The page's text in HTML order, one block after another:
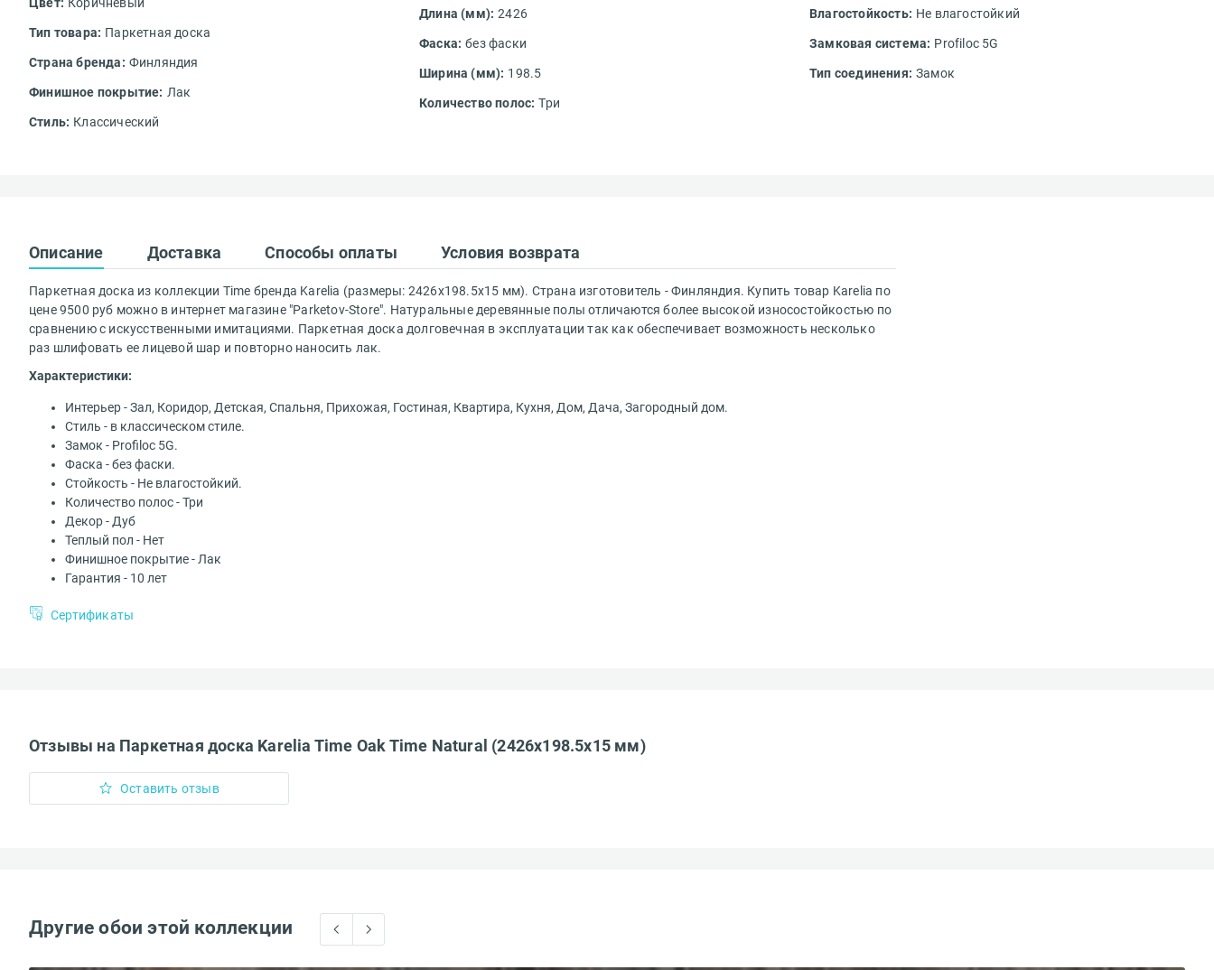
Тип товара: Паркетная доска
Страна бренда: Финляндия
Финишное покрытие: Лак
Стиль: Классический
Длина (мм): 2426
Фаска: без фаски
Ширина (мм): 198.5
Количество полос: Три
Влагостойкость: Не влагостойкий
Замковая система: Profiloc 5G
Тип соединения: Замок
Описание Доставка Способы оплаты Условия возврата
Паркетная доска из коллекции Time бренда Karelia (размеры: 2426х198.5х15 мм). Страна изготовитель - Финляндия. Купить товар Karelia по
цене 9500 руб можно в интернет магазине "Parketov-Store". Натуральные деревянные полы отличаются более высокой износостойкостью по
сравнению с искусственными имитациями. Паркетная доска долговечная в эксплуатации так как обеспечивает возможность несколько
раз шлифовать ее лицевой шар и повторно наносить лак.
Характеристики:
Интерьер - Зал, Коридор, Детская, Спальня, Прихожая, Гостиная, Квартира, Кухня, Дом, Дача, Загородный дом.
Стиль - в классическом стиле.
Замок - Profiloc 5G.
Фаска - без фаски.
Стойкость - Не влагостойкий.
Количество полос - Три
Декор - Дуб
Теплый пол - Нет
Финишное покрытие - Лак
Гарантия - 10 лет
Сертификаты
Отзывы на Паркетная доска Karelia Time Oak Time Natural (2426х198.5х15 мм)
Оставить отзыв
Другие обои этой коллекции
Ваше имя*
Получать эксклюзивные скидки и
Доставка осуществляется
Вам понравился сайт?*